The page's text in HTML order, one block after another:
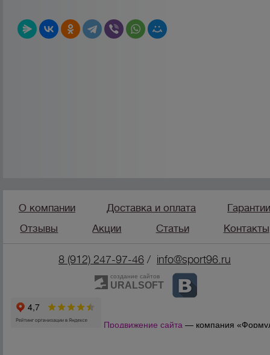
О компании Доставка и оплата
Отзывы
Акции Статьи Контакты
8 (912) 247-97-46 / info@sport96.ru
создание сайтов
URALSOFT
Продвижение сайта — компания